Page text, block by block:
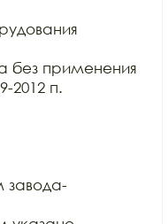
без применения
2012 п.
завода-